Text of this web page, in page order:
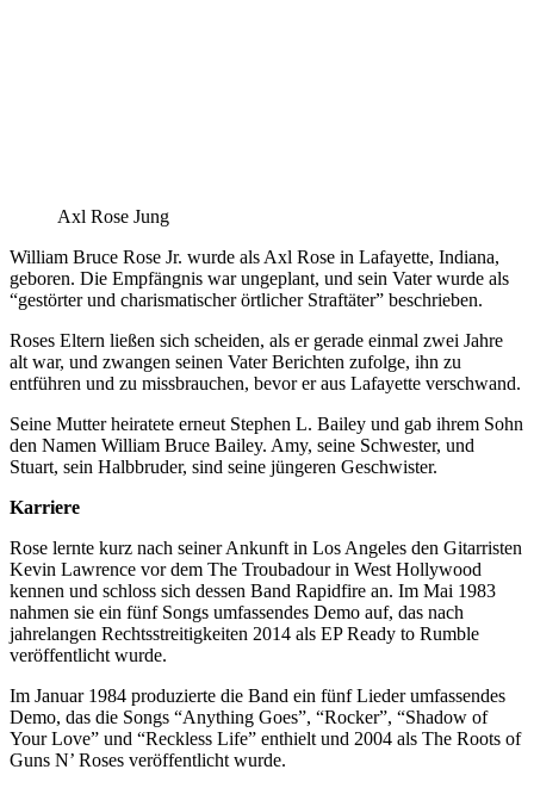
Axl Rose Jung
William Bruce Rose Jr. wurde als Axl Rose in Lafayette, Indiana,
geboren. Die Empfängnis war ungeplant, und sein Vater wurde als
“gestörter und charismatischer örtlicher Straftäter” beschrieben.
Roses Eltern ließen sich scheiden, als er gerade einmal zwei Jahre
alt war, und zwangen seinen Vater Berichten zufolge, ihn zu
entführen und zu missbrauchen, bevor er aus Lafayette verschwand.
Seine Mutter heiratete erneut Stephen L. Bailey und gab ihrem Sohn
den Namen William Bruce Bailey. Amy, seine Schwester, und
Stuart, sein Halbbruder, sind seine jüngeren Geschwister.
Karriere
Rose lernte kurz nach seiner Ankunft in Los Angeles den Gitarristen
Kevin Lawrence vor dem The Troubadour in West Hollywood
kennen und schloss sich dessen Band Rapidfire an. Im Mai 1983
nahmen sie ein fünf Songs umfassendes Demo auf, das nach
jahrelangen Rechtsstreitigkeiten 2014 als EP Ready to Rumble
veröffentlicht wurde.
Im Januar 1984 produzierte die Band ein fünf Lieder umfassendes
Demo, das die Songs “Anything Goes”, “Rocker”, “Shadow of
Your Love” und “Reckless Life” enthielt und 2004 als The Roots of
Guns N’ Roses veröffentlicht wurde.